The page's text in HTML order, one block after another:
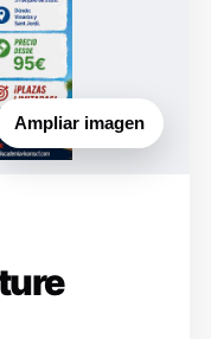
Ampliar imagen